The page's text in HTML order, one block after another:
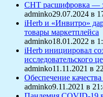
СНТ расшифровка —
adminko29.07.2024 в
iHerb и «Инвитро»
товары маркетплейса
adminko18.01.2022 в
iHerb инициировал
исследовательского
adminko11.11.2021 в
Обеспечение
adminko9.11.2021 в